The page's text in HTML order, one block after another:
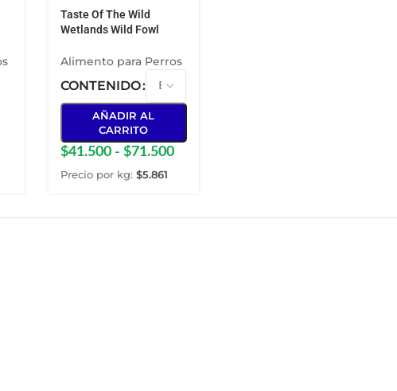
Taste Of The Wild
Wetlands Wild Fowl
Alimento para Perros
CONTENIDO
AÑADIR AL
CARRITO
$41.500 - $71.500
Precio por kg: $5.861